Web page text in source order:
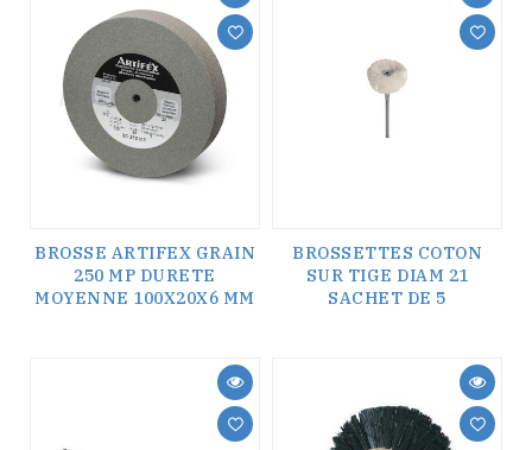
BROSSE ARTIFEX GRAIN
250 MP DURETE
MOYENNE 100X20X6 MM
BROSSETTES COTON
SUR TIGE DIAM 21
SACHET DE 5